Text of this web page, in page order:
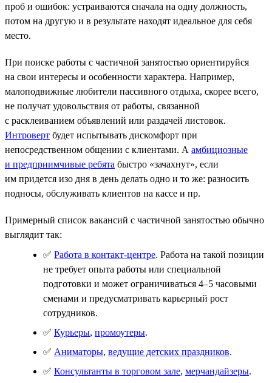
проб и ошибок: устраиваются сначала на одну должность,
потом на другую и в результате находят идеальное для себя
место.
При поиске работы с частичной занятостью ориентируйся
на свои интересы и особенности характера. Например,
малоподвижные любители пассивного отдыха, скорее всего,
не получат удовольствия от работы, связанной
с расклеиванием объявлений или раздачей листовок.
Интроверт будет испытывать дискомфорт при
непосредственном общении с клиентами. А амбициозные
и предприимчивые ребята быстро «зачахнут», если
им придется изо дня в день делать одно и то же: разносить
подносы, обслуживать клиентов на кассе и пр.
Примерный список вакансий с частичной занятостью обычно
выглядит так:
✅ Работа в контакт-центре. Работа на такой позиции
не требует опыта работы или специальной
подготовки и может ограничиваться 4–5 часовыми
сменами и предусматривать карьерный рост
сотрудников.
✅ Курьеры, промоутеры.
✅ Аниматоры, ведущие детских праздников.
✅ Консультанты в торговом зале, мерчандайзеры.